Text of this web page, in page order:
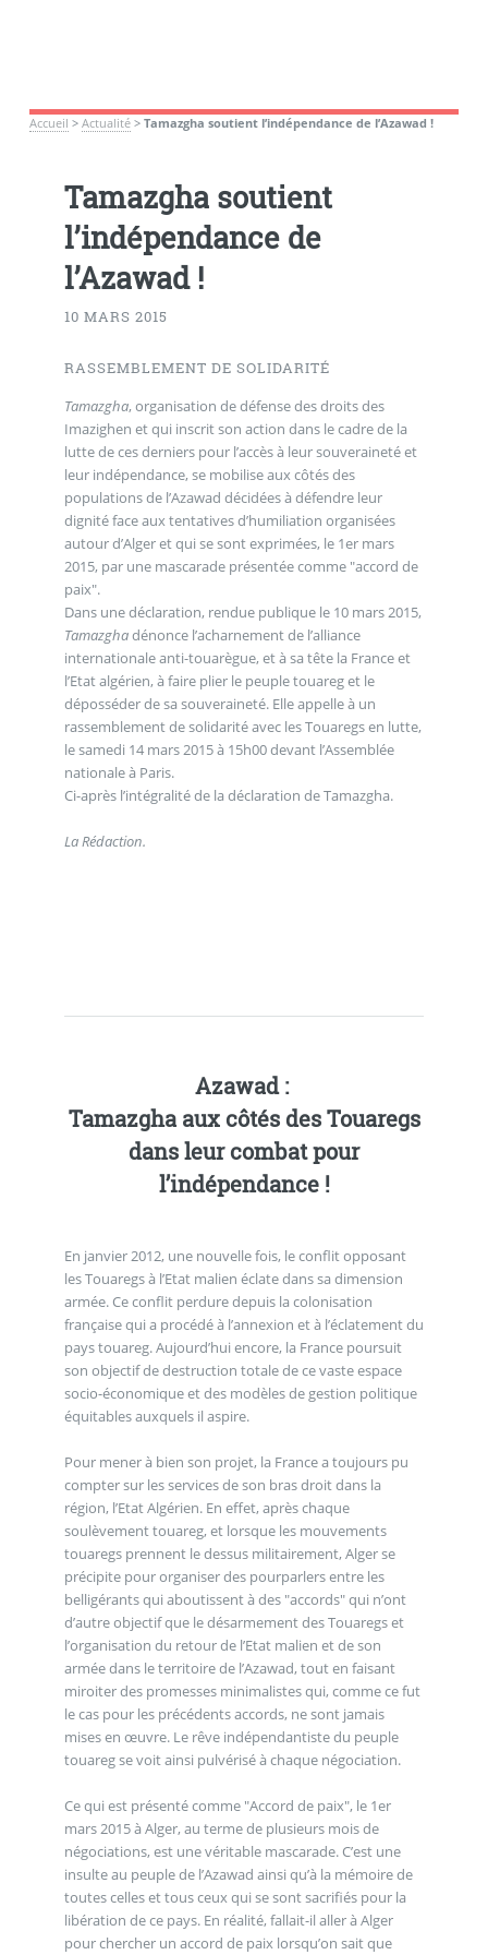
Accueil > Actualité> Tamazgha soutient l’indépendance de l’Azawad !
Tamazgha soutient
l’indépendance de
l’Azawad !
10 MARS 2015
RASSEMBLEMENT DE SOLIDARITÉ
Tamazgha, organisation de défense des droits des
Imazighen et qui inscrit son action dans le cadre de la
lutte de ces derniers pour l’accès à leur souveraineté et
leur indépendance, se mobilise aux côtés des
populations de l’Azawad décidées à défendre leur
dignité face aux tentatives d’humiliation organisées
autour d’Alger et qui se sont exprimées, le 1er mars
2015, par une mascarade présentée comme "accord de
paix".
Dans une déclaration, rendue publique le 10 mars 2015,
Tamazghadénonce l’acharnement de l’alliance
internationale anti-touarègue, et à sa tête la France et
l’Etat algérien, à faire plier le peuple touareg et le
déposséder de sa souveraineté. Elle appelle à un
rassemblement de solidarité avec les Touaregs en lutte,
le samedi 14 mars 2015 à 15h00 devant l’Assemblée
nationale à Paris.
Ci-après l’intégralité de la déclaration de Tamazgha.
La Rédaction.
Azawad :
Tamazgha aux côtés des Touaregs
dans leur combat pour
l’indépendance !
En janvier 2012, une nouvelle fois, le conflit opposant
les Touaregs à l’Etat malien éclate dans sa dimension
armée. Ce conflit perdure depuis la colonisation
française qui a procédé à l’annexion et à l’éclatement du
pays touareg. Aujourd’hui encore, la France poursuit
son objectif de destruction totale de ce vaste espace
socio-économique et des modèles de gestion politique
équitables auxquels il aspire.
Pour mener à bien son projet, la France a toujours pu
compter sur les services de son bras droit dans la
région, l’Etat Algérien. En effet, après chaque
soulèvement touareg, et lorsque les mouvements
touaregs prennent le dessus militairement, Alger se
précipite pour organiser des pourparlers entre les
belligérants qui aboutissent à des "accords" qui n’ont
d’autre objectif que le désarmement des Touaregs et
l’organisation du retour de l’Etat malien et de son
armée dans le territoire de l’Azawad, tout en faisant
miroiter des promesses minimalistes qui, comme ce fut
le cas pour les précédents accords, ne sont jamais
mises en œuvre. Le rêve indépendantiste du peuple
touareg se voit ainsi pulvérisé à chaque négociation.
Ce qui est présenté comme "Accord de paix", le 1er
mars 2015 à Alger, au terme de plusieurs mois de
négociations, est une véritable mascarade. C’est une
insulte au peuple de l’Azawad ainsi qu’à la mémoire de
toutes celles et tous ceux qui se sont sacrifiés pour la
libération de ce pays. En réalité, fallait-il aller à Alger
pour chercher un accord de paix lorsqu’on sait que